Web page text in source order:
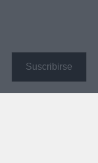
Suscribirse